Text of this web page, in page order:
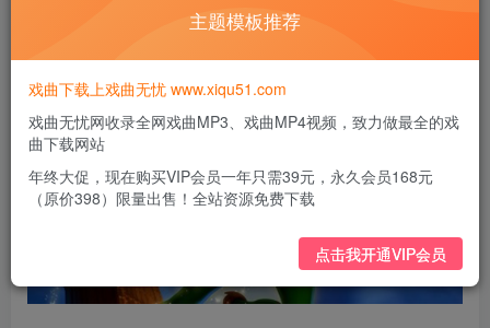
主题模板推荐
戏曲下载上戏曲无忧 www.xiqu51.com
戏曲无忧网收录全网戏曲MP3、戏曲MP4视频，致力做最全的戏
曲下载网站
年终大促，现在购买VIP会员一年只需39元，永久会员168元
（原价398）限量出售！全站资源免费下载
点击我开通VIP会员